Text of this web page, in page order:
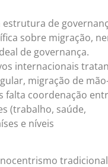
de
sobre migração,
de governança.
internacionais
migração de
falta coordenação
(trabalho, saúde,
e níveis